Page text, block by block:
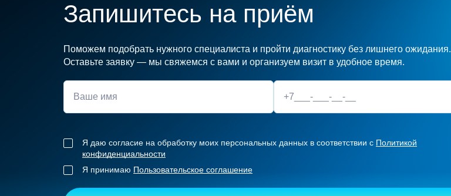
Запишитесь на приём
Поможем подобрать нужного специалиста и пройти диагностику без лишнего ожидания.
Оставьте заявку — мы свяжемся с вами и организуем визит в удобное время.
Я даю согласие на обработку моих персональных данных в соответствии с Политикой
конфиденциальности
Я принимаю Пользовательское соглашение